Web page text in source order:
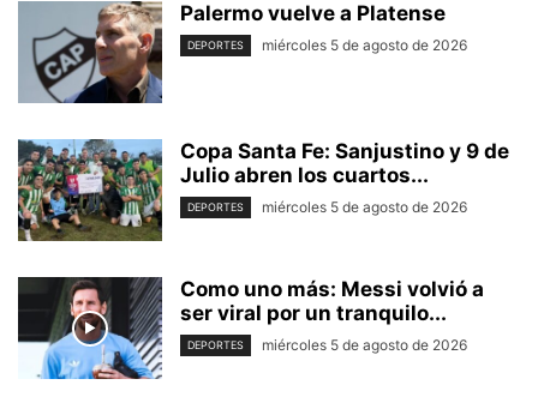
Palermo vuelve a Platense
DEPORTES miércoles 5 de agosto de 2026
Copa Santa Fe: Sanjustino y 9 de
Julio abren los cuartos...
DEPORTES miércoles 5 de agosto de 2026
Como uno más: Messi volvió a
ser viral por un tranquilo...
DEPORTES miércoles 5 de agosto de 2026